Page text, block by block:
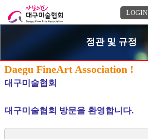
LOGIN
정관 및 규정
Daegu FineArt Association !
대구미술협회
대구미술협회 방문을 환영합니다.